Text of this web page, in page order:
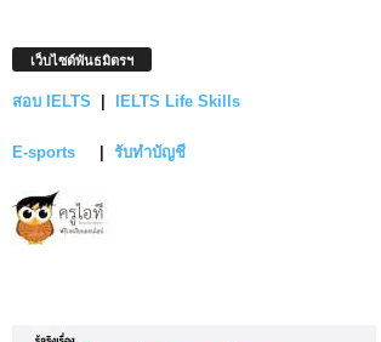
เว็บไซต์พันธมิตรฯ
สอบ IELTS IELTS Life Skills
E-sports รับทำบัญชี